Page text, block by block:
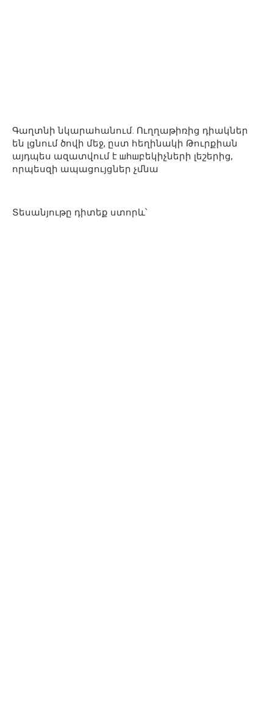
Գաղտնի նկարահանում. Ուղղաթիռից դիակներ
են լցնում ծովի մեջ, ըստ հեղինակի Թուրքիան
այդպես ազատվում է шհшբեկիչների լեշերից,
որպեսզի ապացույցներ չմնա
Տեսանյութը դիտեք ստորև՝